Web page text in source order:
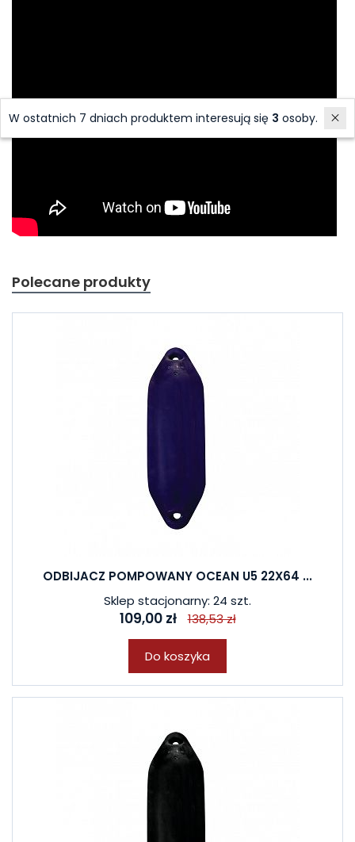
Polecane produkty
ODBIJACZ POMPOWANY OCEAN U5 22X64 ...
Sklep stacjonarny: 24 szt.
109,00 zł 138,53 zł
Do koszyka
W ostatnich 7 dniach produktem interesują się 3 osoby.